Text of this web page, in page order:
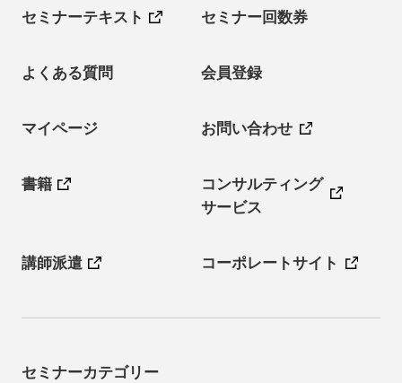
セミナーテキスト セミナー回数券
よくある質問 会員登録
マイページ お問い合わせ
書籍
コンサルティング
サービス
講師派遣 コーポレートサイト
セミナーカテゴリー